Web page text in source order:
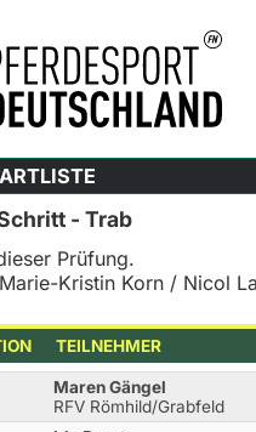
- Trab
Prüfung.
Marie-Kristin Korn / Nicol
TEILNEHMER
Maren Gängel
RFV Römhild/Grabfeld